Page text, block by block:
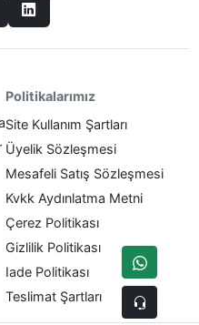
Politikalarımız
Site Kullanım Şartları
Üyelik Sözleşmesi
Mesafeli Satış Sözleşmesi
Kvkk Aydınlatma Metni
Çerez Politikası
Gizlilik Politikası
Iade Politikası
Teslimat Şartları